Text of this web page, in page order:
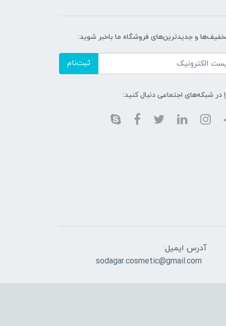
و جدیدترین‌های فروشگاه ما باخبر شوید:
ثبت‌نام
در شبکه‌های اجتماعی دنبال کنید:
آدرس ایمیل:
sodagar.cosmetic@gmail.com